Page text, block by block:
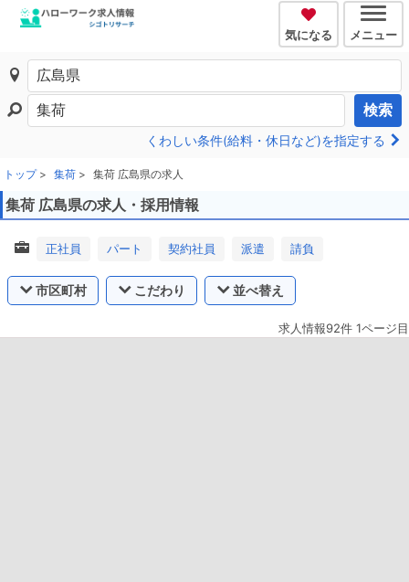
気になる メニュー
検索
くわしい条件(給料・休日など)を指定する
トップ 集荷 集荷 広島県の求人
集荷 広島県の求人・採用情報
正社員 パート 契約社員 派遣 請負
市区町村 こだわり 並べ替え
求人情報92件 1ページ目